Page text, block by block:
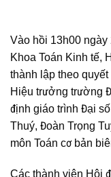
Vào hồi 13h00 ngày
Kinh tế, Hội đồng
định số QĐ 2971/QĐ-
họp để đánh giá và
tác giả: Lê Đình Thuý,
thuộc Bộ môn Toán cơ
Các thành viên Hội
gồm: